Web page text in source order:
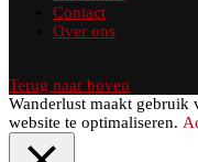
Contact
Over ons
Terug naar boven
Wanderlust maakt gebruik
website te optimaliseren.